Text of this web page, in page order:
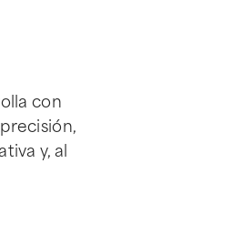
con
y, al